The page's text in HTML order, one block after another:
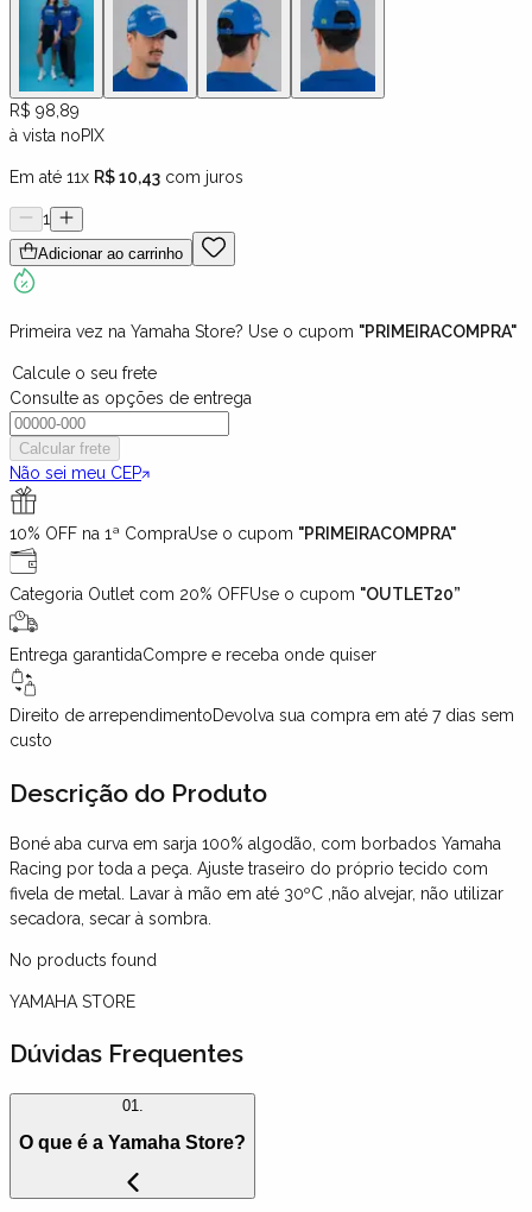
R$ 98,89
à vista noPIX
Em até 11x R$ 10,43 com juros
1
Adicionar ao carrinho
Primeira vez na Yamaha Store? Use o cupom "PRIMEIRACOMPRA"
Calcule o seu frete
Consulte as opções de entrega
Calcular frete
Não sei meu CEP
10% OFF na 1ª CompraUse o cupom "PRIMEIRACOMPRA"
Categoria Outlet com 20% OFFUse o cupom "OUTLET20”
Entrega garantidaCompre e receba onde quiser
Direito de arrependimentoDevolva sua compra em até 7 dias sem
custo
Descrição do Produto
Boné aba curva em sarja 100% algodão, com borbados Yamaha
Racing por toda a peça. Ajuste traseiro do próprio tecido com
fivela de metal. Lavar à mão em até 30ºC ,não alvejar, não utilizar
secadora, secar à sombra.
No products found
YAMAHA STORE
Dúvidas Frequentes
01.
O que é a Yamaha Store?